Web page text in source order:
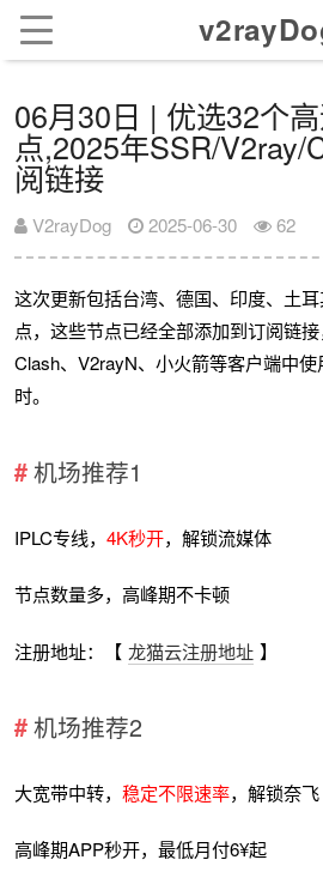
06月30日 | 优选32个
点,2025年SSR/V2ray/
阅链接
V2rayDog 2025-06-30 62
这次更新包括台湾、德国、印度、土
点，这些节点已经全部添加到订阅链接
Clash、V2rayN、小火箭等客户端中
时。
机场推荐1
IPLC专线，4K秒开，解锁流媒体
节点数量多，高峰期不卡顿
注册地址：【 龙猫云注册地址 】
机场推荐2
大宽带中转，稳定不限速率，解锁奈飞
高峰期APP秒开，最低月付6¥起